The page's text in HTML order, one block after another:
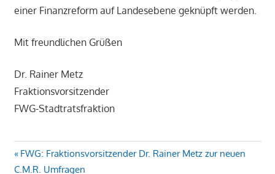
einer Finanzreform auf Landesebene geknüpft werden.
Mit freundlichen Grüßen
Dr. Rainer Metz
Fraktionsvorsitzender
FWG-Stadtratsfraktion
Beitragsnavigation
Vorheriger
Beitrag:
FWG: Fraktionsvorsitzender Dr. Rainer Metz zur neuen
C.M.R. Umfragen